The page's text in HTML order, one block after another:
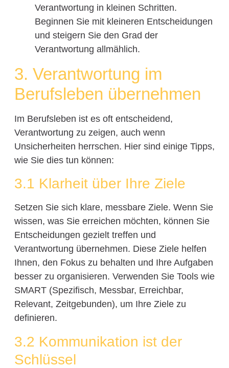
Verantwortung in kleinen Schritten.
Beginnen Sie mit kleineren Entscheidungen
und steigern Sie den Grad der
Verantwortung allmählich.
3. Verantwortung im
Berufsleben übernehmen
Im Berufsleben ist es oft entscheidend,
Verantwortung zu zeigen, auch wenn
Unsicherheiten herrschen. Hier sind einige Tipps,
wie Sie dies tun können:
3.1 Klarheit über Ihre Ziele
Setzen Sie sich klare, messbare Ziele. Wenn Sie
wissen, was Sie erreichen möchten, können Sie
Entscheidungen gezielt treffen und
Verantwortung übernehmen. Diese Ziele helfen
Ihnen, den Fokus zu behalten und Ihre Aufgaben
besser zu organisieren. Verwenden Sie Tools wie
SMART (Spezifisch, Messbar, Erreichbar,
Relevant, Zeitgebunden), um Ihre Ziele zu
definieren.
3.2 Kommunikation ist der
Schlüssel